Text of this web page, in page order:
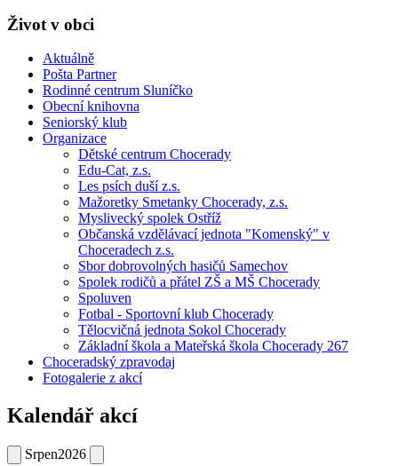
Život v obci
Aktuálně
Pošta Partner
Rodinné centrum Sluníčko
Obecní knihovna
Seniorský klub
Organizace
Dětské centrum Chocerady
Edu-Cat, z.s.
Les psích duší z.s.
Mažoretky Smetanky Chocerady, z.s.
Myslivecký spolek Ostříž
Občanská vzdělávací jednota "Komenský" v
Choceradech z.s.
Sbor dobrovolných hasičů Samechov
Spolek rodičů a přátel ZŠ a MŠ Chocerady
Spoluven
Fotbal - Sportovní klub Chocerady
Tělocvičná jednota Sokol Chocerady
Základní škola a Mateřská škola Chocerady 267
Choceradský zpravodaj
Fotogalerie z akcí
Kalendář akcí
Srpen2026